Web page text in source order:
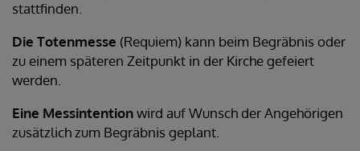
stattfinden.
Die Totenmesse (Requiem) kann beim Begräbnis oder
zu einem späteren Zeitpunkt in der Kirche gefeiert
werden.
Eine Messintentionwird auf Wunsch der Angehörigen
zusätzlich zum Begräbnis geplant.